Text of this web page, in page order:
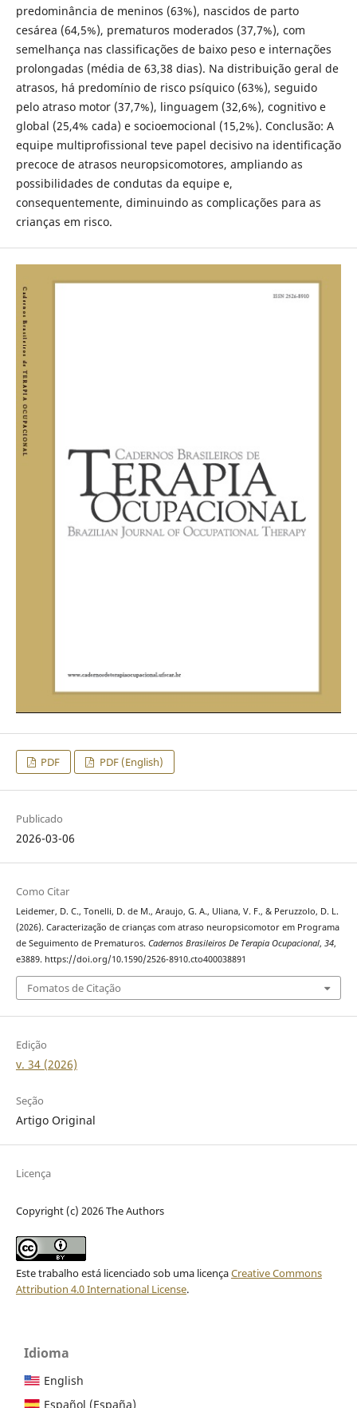
predominância de meninos (63%), nascidos de parto
cesárea (64,5%), prematuros moderados (37,7%), com
semelhança nas classificações de baixo peso e internações
prolongadas (média de 63,38 dias). Na distribuição geral de
atrasos, há predomínio de risco psíquico (63%), seguido
pelo atraso motor (37,7%), linguagem (32,6%), cognitivo e
global (25,4% cada) e socioemocional (15,2%). Conclusão: A
equipe multiprofissional teve papel decisivo na identificação
precoce de atrasos neuropsicomotores, ampliando as
possibilidades de condutas da equipe e,
consequentemente, diminuindo as complicações para as
crianças em risco.
PDF PDF (English)
Publicado
2026-03-06
Como Citar
Leidemer, D. C., Tonelli, D. de M., Araujo, G. A., Uliana, V. F., & Peruzzolo, D. L.
(2026). Caracterização de crianças com atraso neuropsicomotor em Programa
de Seguimento de Prematuros. Cadernos Brasileiros De Terapia Ocupacional, 34,
e3889. https://doi.org/10.1590/2526-8910.cto400038891
Fomatos de Citação
Edição
v. 34 (2026)
Seção
Artigo Original
Licença
Copyright (c) 2026 The Authors
Este trabalho está licenciado sob uma licençaCreative Commons
Attribution 4.0 International License.
Idioma
English
Español (España)